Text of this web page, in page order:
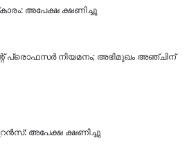
അപേക്ഷ ക്ഷണിച്ചു
പ്രൊഫസർ നിയമനം; അഭിമുഖം അഞ്ചിന്
അപേക്ഷ ക്ഷണിച്ചു